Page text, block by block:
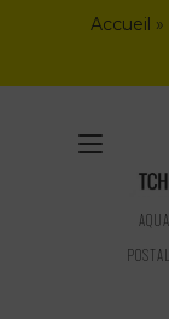
Accueil »